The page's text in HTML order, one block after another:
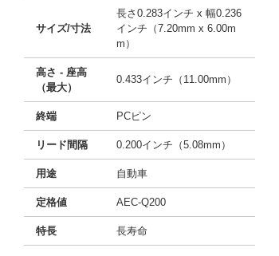
サイズ/寸法
長さ0.283インチ x 幅0.236
インチ（7.20mm x 6.00m
m）
高さ - 座高
（最大）
0.433インチ（11.00mm）
終端 PCピン
リード間隔 0.200インチ（5.08mm）
用途 自動車
定格値 AEC-Q200
特長 長寿命